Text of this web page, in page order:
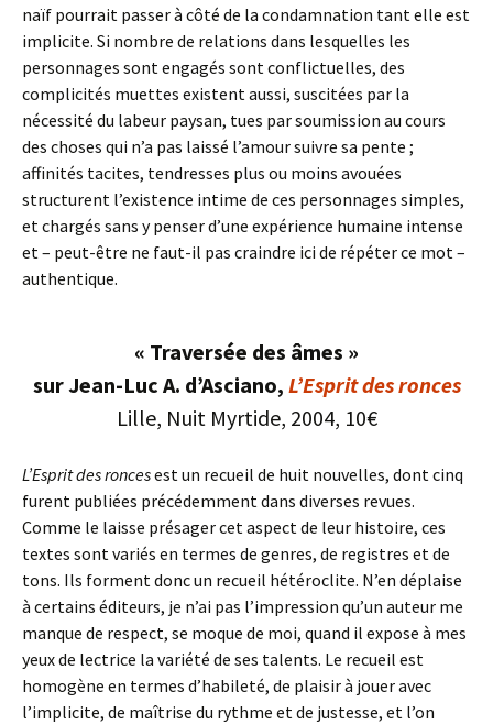
naïf pourrait passer à côté de la condamnation tant elle est
implicite. Si nombre de relations dans lesquelles les
personnages sont engagés sont conflictuelles, des
complicités muettes existent aussi, suscitées par la
nécessité du labeur paysan, tues par soumission au cours
des choses qui n’a pas laissé l’amour suivre sa pente ;
affinités tacites, tendresses plus ou moins avouées
structurent l’existence intime de ces personnages simples,
et chargés sans y penser d’une expérience humaine intense
et – peut-être ne faut-il pas craindre ici de répéter ce mot –
authentique.
« Traversée des âmes »
sur Jean-Luc A. d’Asciano, L’Esprit des ronces
Lille, Nuit Myrtide, 2004, 10€
L’Esprit des roncesest un recueil de huit nouvelles, dont cinq
furent publiées précédemment dans diverses revues.
Comme le laisse présager cet aspect de leur histoire, ces
textes sont variés en termes de genres, de registres et de
tons. Ils forment donc un recueil hétéroclite. N’en déplaise
à certains éditeurs, je n’ai pas l’impression qu’un auteur me
manque de respect, se moque de moi, quand il expose à mes
yeux de lectrice la variété de ses talents. Le recueil est
homogène en termes d’habileté, de plaisir à jouer avec
l’implicite, de maîtrise du rythme et de justesse, et l’on